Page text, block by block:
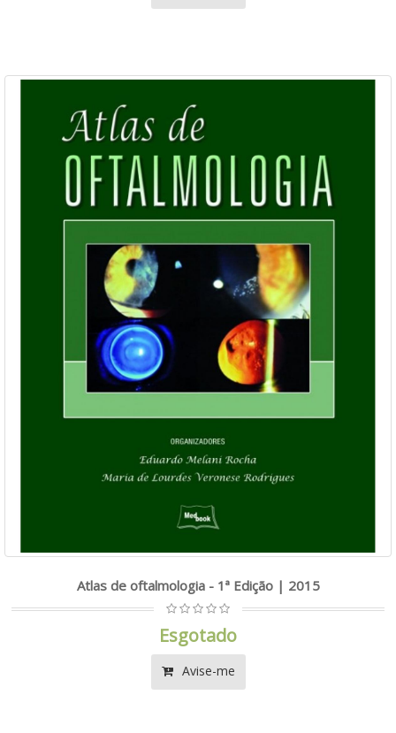
Atlas de oftalmologia - 1ª Edição | 2015
Esgotado
Avise-me